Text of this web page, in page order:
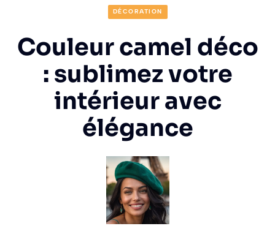
DÉCORATION
Couleur camel déco
: sublimez votre
intérieur avec
élégance